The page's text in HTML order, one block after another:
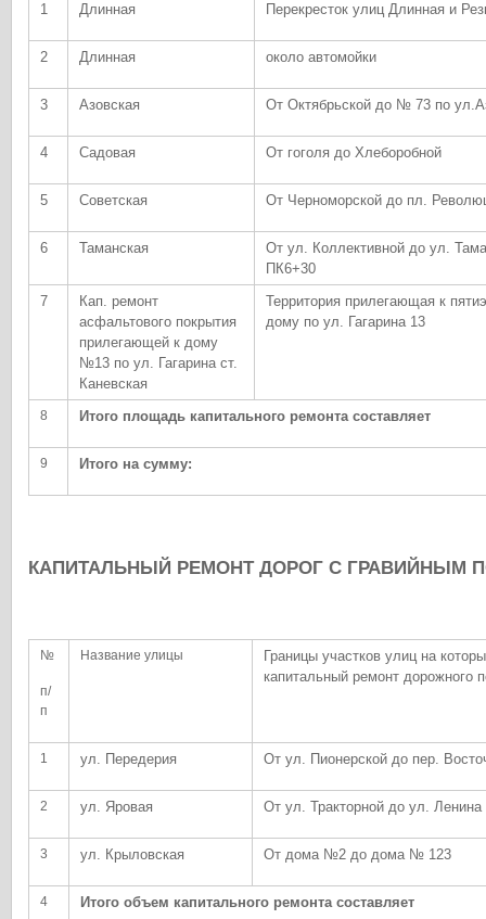
1 Длинная Перекресток улиц Длинная и
2 Длинная около автомойки
3 Азовская От Октябрьской до № 73 по
4 Садовая От гоголя до Хлеборобной
5 Советская От Черноморской до пл.
6 Таманская
От ул. Коллективной до ул.
ПК6+30
7
Кап. ремонт
асфальтового покрытия
прилегающей к дому
№13 по ул. Гагарина ст.
Каневская
Территория прилегающая к
дому по ул. Гагарина 13
8 Итого площадь капитального ремонта составляет
9 Итого на сумму:
КАПИТАЛЬНЫЙ РЕМОНТ ДОРОГ С ГРАВИЙНЫМ
№
п/
п
Название улицы
Границы участков улиц на
капитальный ремонт дорожного
1 ул. Передерия От ул. Пионерской до пер.
2 ул. Яровая От ул. Тракторной до ул. Ленина
3 ул. Крыловская От дома №2 до дома № 123
4 Итого объем капитального ремонта составляет